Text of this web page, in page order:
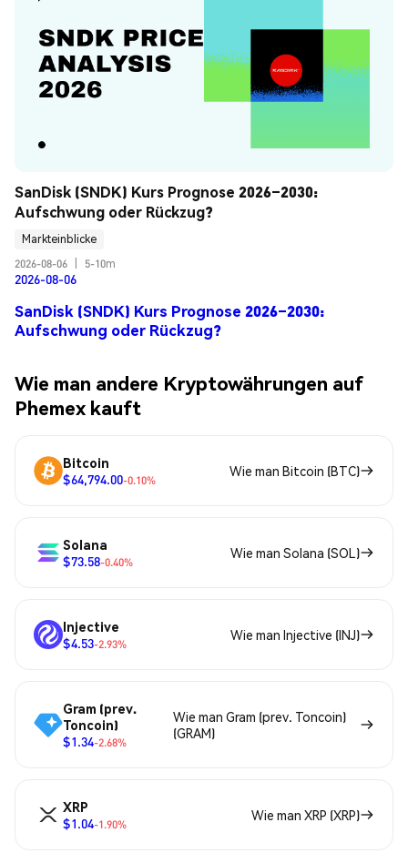
SanDisk (SNDK) Kurs Prognose 2026–2030:
Aufschwung oder Rückzug?
Markteinblicke
2026-08-06
5-10m
2026-08-06
SanDisk (SNDK) Kurs Prognose 2026–2030:
Aufschwung oder Rückzug?
Wie man andere Kryptowährungen auf
Phemex kauft
Bitcoin
$64,794.00-0.10%
Wie man Bitcoin (BTC)
Solana
$73.58-0.40%
Wie man Solana (SOL)
Injective
$4.53-2.93%
Wie man Injective (INJ)
Gram (prev.
Toncoin)
$1.34-2.68%
Wie man Gram (prev. Toncoin)
(GRAM)
XRP
$1.04-1.90%
Wie man XRP (XRP)